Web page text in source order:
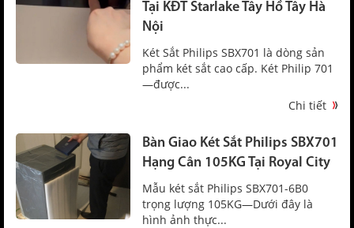
Tại KĐT Starlake Tây Hồ Tây Hà
Nội
Két Sắt Philips SBX701 là dòng sản
phẩm két sắt cao cấp. Két Philip 701
—được...
Chi tiết
Bàn Giao Két Sắt Philips SBX701
Hạng Cân 105KG Tại Royal City
Mẫu két sắt Philips SBX701-6B0
trọng lượng 105KG—Dưới đây là
hình ảnh thực...